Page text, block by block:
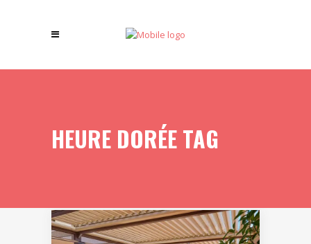
HEURE DORÉE TAG